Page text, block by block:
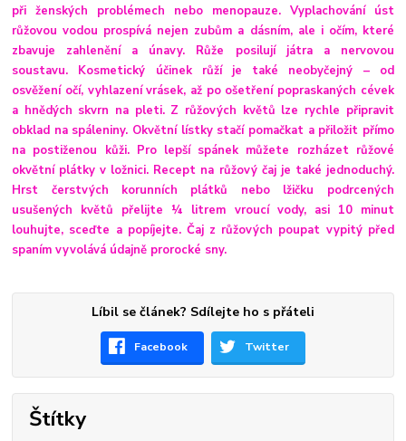
při ženských problémech nebo menopauze. Vyplachování úst
růžovou vodou prospívá nejen zubům a dásním, ale i očím, které
zbavuje zahlenění a únavy. Růže posilují játra a nervovou
soustavu. Kosmetický účinek růží je také neobyčejný – od
osvěžení očí, vyhlazení vrásek, až po ošetření popraskaných cévek
a hnědých skvrn na pleti. Z růžových květů lze rychle připravit
obklad na spáleniny. Okvětní lístky stačí pomačkat a přiložit přímo
na postiženou kůži. Pro lepší spánek můžete rozházet růžové
okvětní plátky v ložnici. Recept na růžový čaj je také jednoduchý.
Hrst čerstvých korunních plátků nebo lžičku podrcených
usušených květů přelijte ¼ litrem vroucí vody, asi 10 minut
louhujte, sceďte a popíjejte. Čaj z růžových poupat vypitý před
spaním vyvolává údajně prorocké sny.
Líbil se článek? Sdílejte ho s přáteli
Facebook Twitter
Štítky